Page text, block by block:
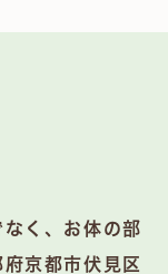
く、お体の部
京都市伏見区